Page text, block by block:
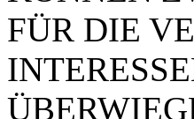
FÜR DIE